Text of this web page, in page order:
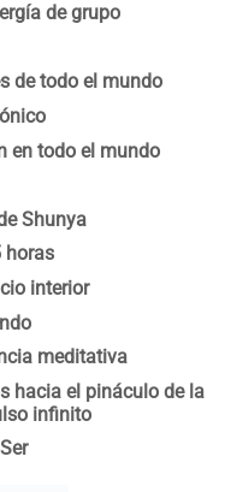
de grupo
de todo el mundo
en todo el mundo
Shunya
horas
interior
meditativa
hacia el pináculo de la
infinito